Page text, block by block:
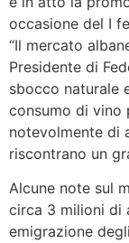
occasione del I
“Il mercato
Presidente di
sbocco naturale
consumo di vino
notevolmente di
riscontrano un
Alcune note sul
circa 3 milioni di
emigrazione